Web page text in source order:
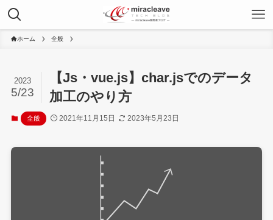
ホーム 全般
【Js・vue.js】char.jsでのデータ
加工のやり方
2023
5/23
全般 2021年11月15日 2023年5月23日